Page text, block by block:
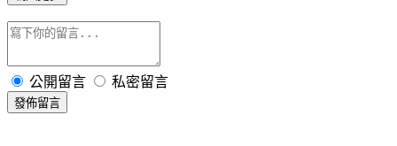
公開留言 私密留言
發佈留言